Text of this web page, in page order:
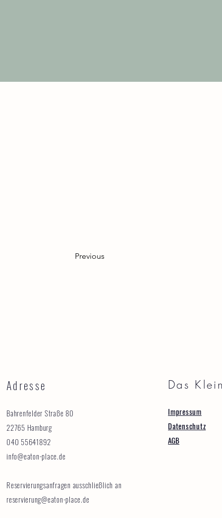
Previous
Adresse
Bahrenfelder Straße 80
22765 Hamburg
040 55641892
info@eaton-place.de
Reservierungsanfragen ausschließlich an
reservierung@eaton-place.de
Das
Impressum
Datenschutz
AGB